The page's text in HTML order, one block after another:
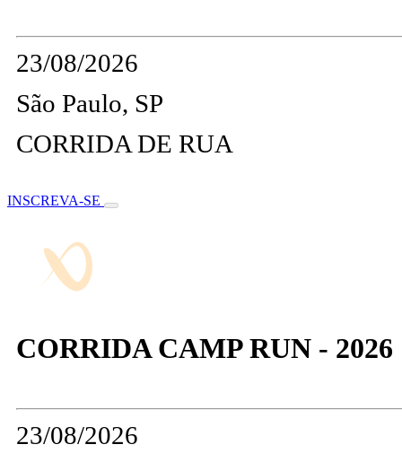
23/08/2026
São Paulo, SP
CORRIDA DE RUA
INSCREVA-SE
CORRIDA CAMP RUN - 2026
23/08/2026